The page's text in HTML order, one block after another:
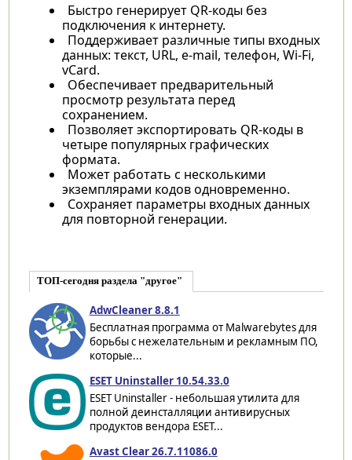
Быстро генерирует QR-коды без
подключения к интернету.
Поддерживает различные типы входных
данных: текст, URL, e-mail, телефон, Wi-Fi,
vCard.
Обеспечивает предварительный
просмотр результата перед
сохранением.
Позволяет экспортировать QR-коды в
четыре популярных графических
формата.
Может работать с несколькими
экземплярами кодов одновременно.
Сохраняет параметры входных данных
для повторной генерации.
ТОП-сегодня раздела "другое"
AdwCleaner 8.8.1
Бесплатная программа от Malwarebytes для
борьбы с нежелательным и рекламным ПО,
которые...
ESET Uninstaller 10.54.33.0
ESET Uninstaller - небольшая утилита для
полной деинсталляции антивирусных
продуктов вендора ESET...
Avast Clear 26.7.11086.0